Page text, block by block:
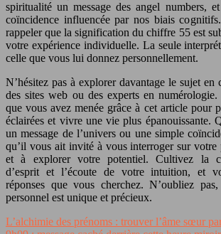
spiritualité un message des angel numbers,
coïncidence influencée par nos biais
rappeler que la signification du chiffre 55 est
votre expérience individuelle. La seule
celle que vous lui donnez personnellement.
N’hésitez pas à explorer davantage le sujet en
des sites web ou des experts en
que vous avez menée grâce à cet article pour
éclairées et vivre une vie plus épanouissante.
un message de l’univers ou une simple
qu’il vous ait invité à vous interroger sur votre
et à explorer votre potentiel. Cultivez la
d’esprit et l’écoute de votre intuition, et
réponses que vous cherchez. N’oubliez
personnel est unique et précieux.
L’alchimie des prénoms : trouver l’âme sœur